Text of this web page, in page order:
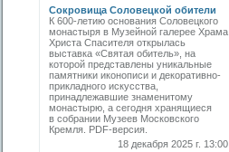
Сокровища Соловецкой обители
К 600-летию основания Соловецкого
монастыря в Музейной галерее Храма
Христа Спасителя открылась
выставка «Святая обитель», на
которой представлены уникальные
памятники иконописи и декоративно-
прикладного искусства,
принадлежавшие знаменитому
монастырю, а сегодня хранящиеся
в собрании Музеев Московского
Кремля. PDF-версия.
18 декабря 2025 г. 13:00